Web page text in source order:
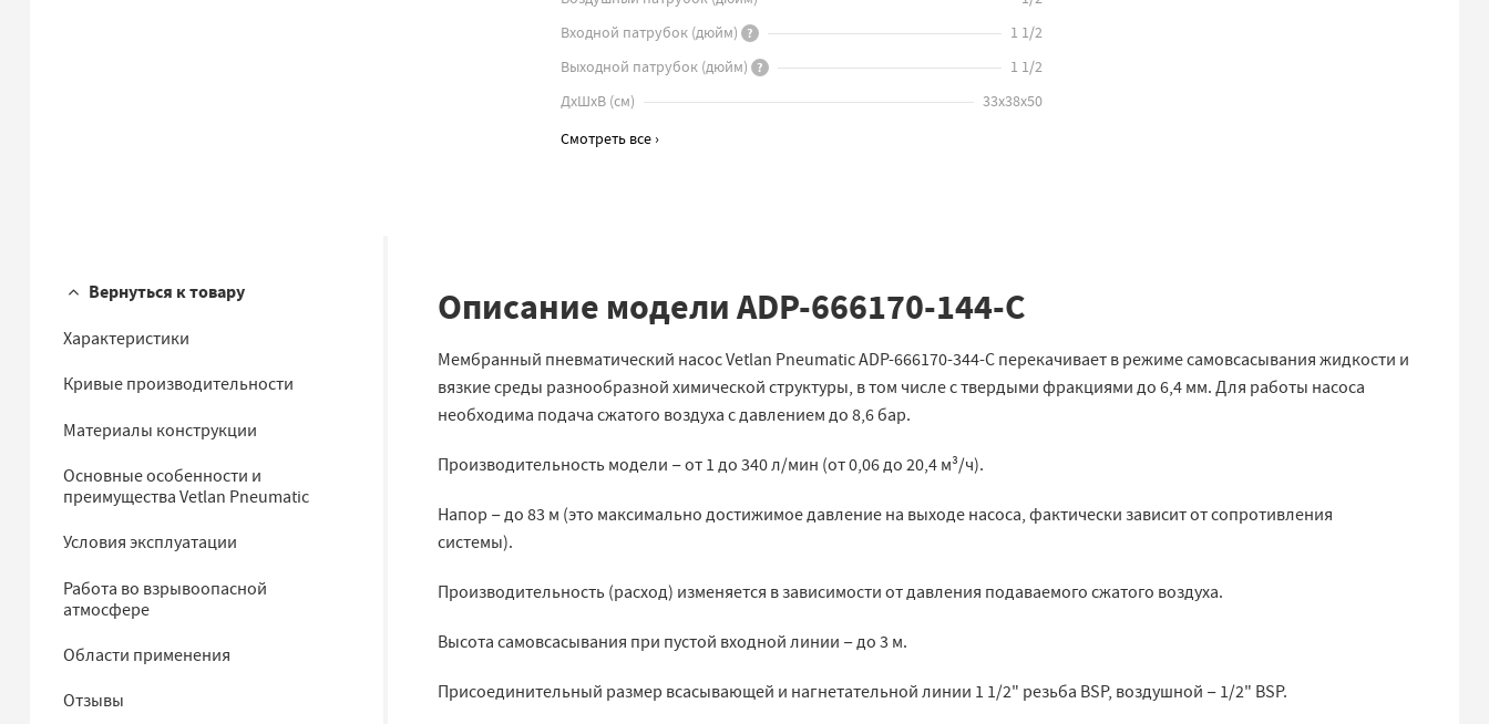
Входной патрубок (дюйм) ?
1 1/2
Выходной патрубок (дюйм) ?
1 1/2
ДхШхВ (см) 33x38x50
Смотреть все ›
Вернуться к товару
Характеристики
Кривые производительности
Материалы конструкции
Основные особенности и
преимущества Vetlan Pneumatic
Условия эксплуатации
Работа во взрывоопасной
атмосфере
Области применения
Отзывы
Описание модели ADP-666170-144-C
Мембранный пневматический насос Vetlan Pneumatic ADP-666170-344-C перекачивает в режиме самовсасывания жидкости и
вязкие среды разнообразной химической структуры, в том числе с твердыми фракциями до 6,4 мм. Для работы насоса
необходима подача сжатого воздуха с давлением до 8,6 бар.
Производительность модели − от 1 до 340 л/мин (от 0,06 до 20,4 м³/ч).
Напор − до 83 м (это максимально достижимое давление на выходе насоса, фактически зависит от сопротивления
системы).
Производительность (расход) изменяется в зависимости от давления подаваемого сжатого воздуха.
Высота самовсасывания при пустой входной линии − до 3 м.
Присоединительный размер всасывающей и нагнетательной линии 1 1/2" резьба BSP, воздушной − 1/2" BSP.